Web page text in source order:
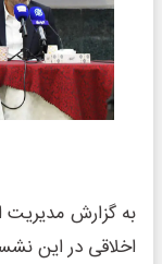
به گزارش مدیریت
اخلاقی در این